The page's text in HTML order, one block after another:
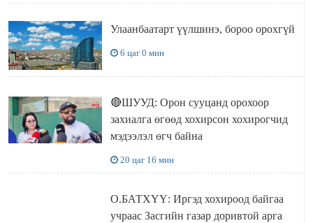
Улаанбаатарт үүлшинэ, бороо орохгүй
6 цаг 0 мин
🔴ШУУД: Орон сууцанд орохоор
захиалга өгөөд хохирсон хохирогчид
мэдээлэл өгч байна
20 цаг 16 мин
О.БАТХҮҮ: Иргэд хохироод байгаа
учраас Засгийн газар доривтой арга